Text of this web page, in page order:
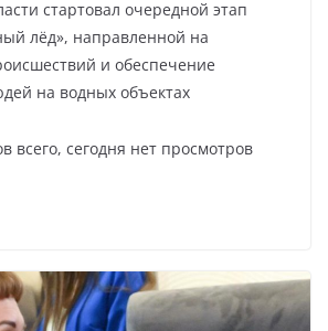
стартовал очередной этап
лёд», направленной на
и обеспечение
на водных объектах
всего, сегодня нет просмотров